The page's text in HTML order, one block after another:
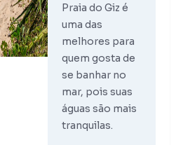
Praia do Giz é
uma das
melhores para
quem gosta de
se banhar no
mar, pois suas
águas são mais
tranquilas.